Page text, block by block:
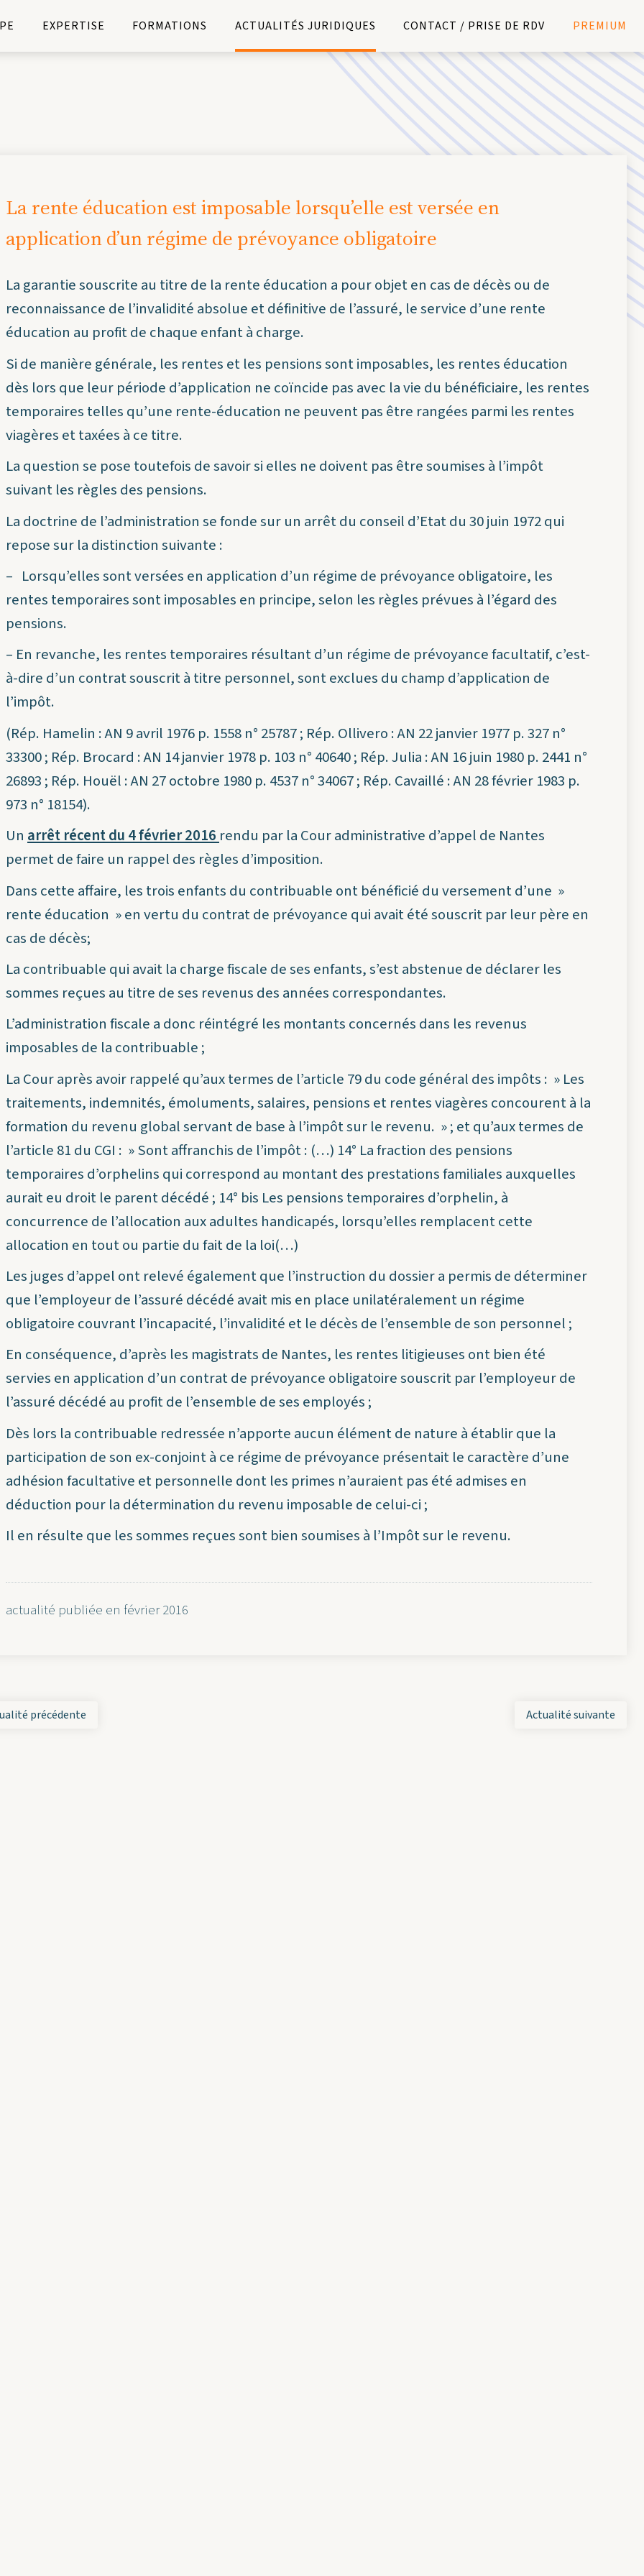
EXPERTISE FORMATIONS ACTUALITÉS JURIDIQUES CONTACT / PRISE DE RDV PREMIUM
La rente éducation est imposable lorsqu’elle est versée en
application d’un régime de prévoyance obligatoire
La garantie souscrite au titre de la rente éducation a pour objet en cas de décès ou de
reconnaissance de l’invalidité absolue et définitive de l’assuré, le service d’une rente
éducation au profit de chaque enfant à charge.
Si de manière générale, les rentes et les pensions sont imposables, les rentes éducation
dès lors que leur période d’application ne coïncide pas avec la vie du bénéficiaire, les rentes
temporaires telles qu’une rente-éducation ne peuvent pas être rangées parmi les rentes
viagères et taxées à ce titre.
La question se pose toutefois de savoir si elles ne doivent pas être soumises à l’impôt
suivant les règles des pensions.
La doctrine de l’administration se fonde sur un arrêt du conseil d’Etat du 30 juin 1972 qui
repose sur la distinction suivante :
– Lorsqu’elles sont versées en application d’un régime de prévoyance obligatoire, les
rentes temporaires sont imposables en principe, selon les règles prévues à l’égard des
pensions.
– En revanche, les rentes temporaires résultant d’un régime de prévoyance facultatif, c’est-
à-dire d’un contrat souscrit à titre personnel, sont exclues du champ d’application de
l’impôt.
(Rép. Hamelin : AN 9 avril 1976 p. 1558 n° 25787 ; Rép. Ollivero : AN 22 janvier 1977 p. 327 n°
33300 ; Rép. Brocard : AN 14 janvier 1978 p. 103 n° 40640 ; Rép. Julia : AN 16 juin 1980 p. 2441 n°
26893 ; Rép. Houël : AN 27 octobre 1980 p. 4537 n° 34067 ; Rép. Cavaillé : AN 28 février 1983 p.
973 n° 18154).
Un arrêt récent du 4 février 2016 rendu par la Cour administrative d’appel de Nantes
permet de faire un rappel des règles d’imposition.
Dans cette affaire, les trois enfants du contribuable ont bénéficié du versement d’une »
rente éducation » en vertu du contrat de prévoyance qui avait été souscrit par leur père en
cas de décès;
La contribuable qui avait la charge fiscale de ses enfants, s’est abstenue de déclarer les
sommes reçues au titre de ses revenus des années correspondantes.
L’administration fiscale a donc réintégré les montants concernés dans les revenus
imposables de la contribuable ;
La Cour après avoir rappelé qu’aux termes de l’article 79 du code général des impôts : » Les
traitements, indemnités, émoluments, salaires, pensions et rentes viagères concourent à la
formation du revenu global servant de base à l’impôt sur le revenu. » ; et qu’aux termes de
l’article 81 du CGI : » Sont affranchis de l’impôt : (…) 14° La fraction des pensions
temporaires d’orphelins qui correspond au montant des prestations familiales auxquelles
aurait eu droit le parent décédé ; 14° bis Les pensions temporaires d’orphelin, à
concurrence de l’allocation aux adultes handicapés, lorsqu’elles remplacent cette
allocation en tout ou partie du fait de la loi(…)
Les juges d’appel ont relevé également que l’instruction du dossier a permis de déterminer
que l’employeur de l’assuré décédé avait mis en place unilatéralement un régime
obligatoire couvrant l’incapacité, l’invalidité et le décès de l’ensemble de son personnel ;
En conséquence, d’après les magistrats de Nantes, les rentes litigieuses ont bien été
servies en application d’un contrat de prévoyance obligatoire souscrit par l’employeur de
l’assuré décédé au profit de l’ensemble de ses employés ;
Dès lors la contribuable redressée n’apporte aucun élément de nature à établir que la
participation de son ex-conjoint à ce régime de prévoyance présentait le caractère d’une
adhésion facultative et personnelle dont les primes n’auraient pas été admises en
déduction pour la détermination du revenu imposable de celui-ci ;
Il en résulte que les sommes reçues sont bien soumises à l’Impôt sur le revenu.
actualité publiée en février 2016
précédente Actualité suivante